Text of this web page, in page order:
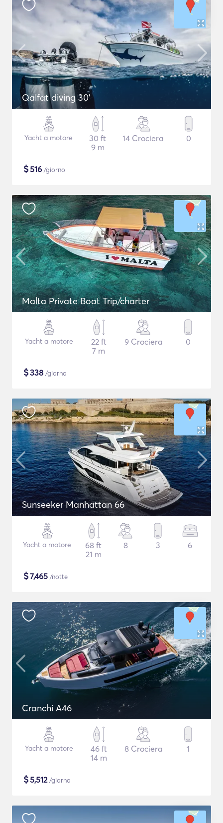
Qalfat diving 30'
Yacht a motore
30 ft
9 m
14 Crociera 0
$516 /giorno
Malta Private Boat Trip/charter
Yacht a motore
22 ft
7 m
9 Crociera 0
$338 /giorno
Sunseeker Manhattan 66
Yacht a motore
68 ft
21 m
8 3 6
$7,465 /notte
Cranchi A46
Yacht a motore
46 ft
14 m
8 Crociera 1
$5,512/giorno